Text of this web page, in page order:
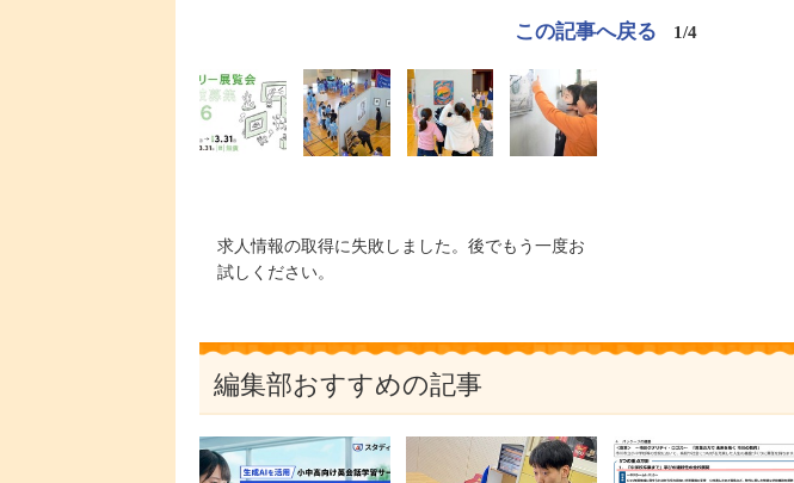
この記事へ戻る 1/4
求人情報の取得に失敗しました。後でもう一度お
試しください。
編集部おすすめの記事